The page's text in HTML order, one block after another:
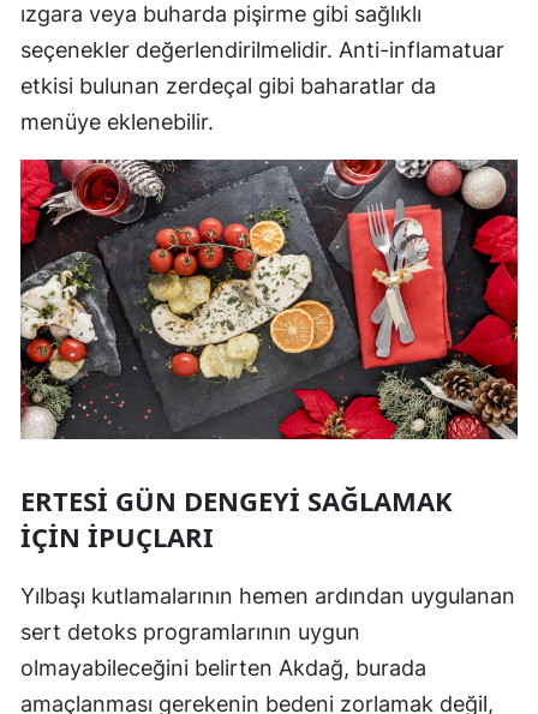
ızgara veya buharda pişirme gibi sağlıklı
seçenekler değerlendirilmelidir. Anti-inflamatuar
etkisi bulunan zerdeçal gibi baharatlar da
menüye eklenebilir.
ERTESI GÜN DENGEYI SAĞLAMAK
İÇIN İPUÇLARI
Yılbaşı kutlamalarının hemen ardından uygulanan
sert detoks programlarının uygun
olmayabileceğini belirten Akdağ, burada
amaçlanması gerekenin bedeni zorlamak değil,